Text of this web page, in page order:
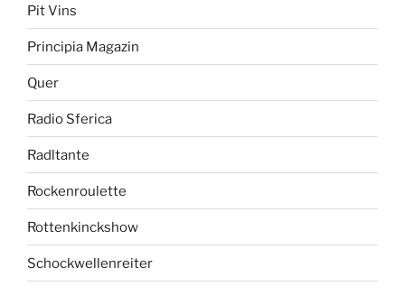
Pit Vins
Principia Magazin
Quer
Radio Sferica
Radltante
Rockenroulette
Rottenkinckshow
Schockwellenreiter